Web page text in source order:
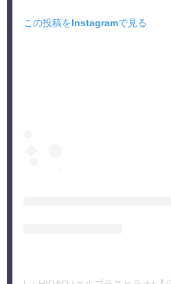
この投稿をInstagramで見る